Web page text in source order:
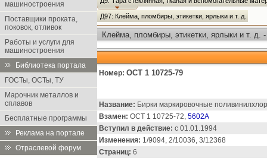
машиностроения
Поставщики проката,
поковок, отливок
Работы и услуги для
машиностроения
Библиотека портала
ГОСТы, ОСТы, ТУ
Марочник металлов и
сплавов
Бесплатные программы
Реклама на портале
Отраслевой форум
Д97: Клейма, пломбиры, этикетки, ярлыки и т. д.
Клейма, пломбиры, этикетки, ярлыки и т. д.
Номер: ОСТ 1 10725-79
Название: Бирки маркировочные
Взамен: ОСТ 1 10725-72, 5602А
Вступил в действие: с 01.01.1994
Изменения: 1/9094, 2/10036, 3/12368
Страниц: 6